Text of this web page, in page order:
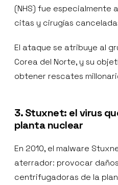
(NHS) fue especialmente
citas y cirugías
El ataque se atribuye al
Corea del Norte, y su
obtener rescates
3. Stuxnet: el virus
planta nuclear
En 2010, el malware
aterrador: provocar
centrifugadoras de la